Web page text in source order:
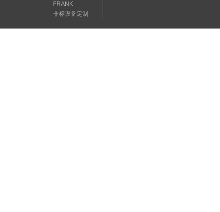
FRANK
非标设备定制